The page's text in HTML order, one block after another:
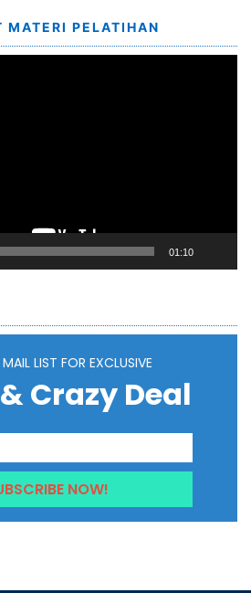
MATERI PELATIHAN
01:10
LIST FOR EXCLUSIVE
Crazy Deal